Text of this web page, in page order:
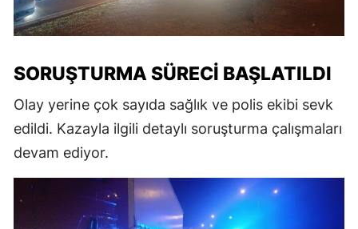
SORUŞTURMA SÜRECI BAŞLATILDI
Olay yerine çok sayıda sağlık ve polis ekibi sevk
edildi. Kazayla ilgili detaylı soruşturma çalışmaları
devam ediyor.